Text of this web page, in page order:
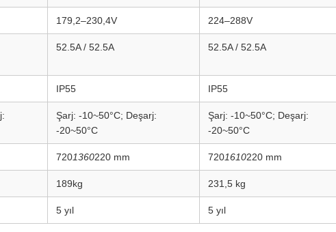
179,2–230,4V 224–288V
52.5A / 52.5A 52.5A / 52.5A
IP55 IP55
Şarj: ‑10~50°C; Deşarj:
‑20~50°C
Şarj: ‑10~50°C; Deşarj:
‑20~50°C
7201360220 mm 7201610220 mm
189kg 231,5 kg
5 yıl 5 yıl